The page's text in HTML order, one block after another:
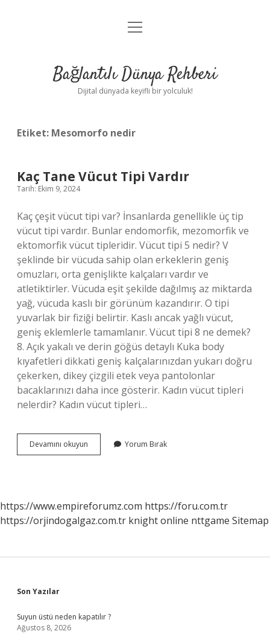
Anasayfa
Yasal Uyarı
menüyü
Bağlantılı Dünya Rehberi
Dijital dünyada keyifli bir yolculuk!
Etiket: Mesomorfo nedir
Kaç Tane Vücut Tipi Vardır
Tarih: Ekim 9, 2024
Kaç çeşit vücut tipi var? İnsanlarda genellikle üç tip
vücut tipi vardır. Bunlar endomorfik, mezomorfik ve
ektomorfik vücut tipleridir. Vücut tipi 5 nedir? V
şeklinde bir vücuda sahip olan erkeklerin geniş
omuzları, orta genişlikte kalçaları vardır ve
atletiktirler. Vücuda eşit şekilde dağılmış az miktarda
yağ, vücuda kaslı bir görünüm kazandırır. O tipi
yuvarlak bir fiziği belirtir. Kaslı ancak yağlı vücut,
geniş eklemlerle tamamlanır. Vücut tipi 8 ne demek?
8. Açık yakalı ve derin göğüs detaylı Kuka body
kıyafetleri dikkati geniş kalçalarınızdan yukarı doğru
çekerken, dikey çizgili etek veya pantolonlar
bacaklarınızı daha ince gösterir. Kadın vücut tipleri
nelerdir? Kadın vücut tipleri…
Devamını okuyun
Tane
Yorum Bırak
https://www.empireforumz.com https://foru.com.tr
https://orjindogalgaz.com.tr knight online nttgame Sitemap
Sidebar
Son Yazılar
Suyun üstü neden kapatılır ?
Ağustos 8, 2026